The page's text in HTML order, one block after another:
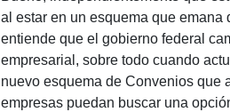
al estar en un esquema que
entiende que el gobierno federal
empresarial, sobre todo cuando
nuevo esquema de Convenios que
empresas puedan buscar una